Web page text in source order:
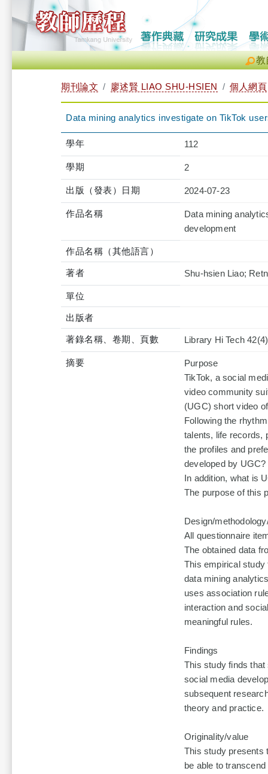
教
期刊論文 廖述賢 LIAO SHU-HSIEN 個人網頁
Data mining analytics investigate on TikTok
學年 112
學期 2
出版（發表）日期 2024-07-23
作品名稱
Data mining
development
作品名稱（其他語言）
著者 Shu-hsien Liao;
單位
出版者
著錄名稱、卷期、頁數 Library Hi Tech
摘要
Purpose
TikTok, a social
video community
(UGC) short video
Following the
talents, life records,
the profiles and
developed by
In addition, what is
The purpose of this
Design/
All questionnaire
The obtained data
This empirical study
data mining
uses association
interaction and
meaningful rules.
Findings
This study finds
social media
subsequent
theory and practice.
Originality/value
This study presents
be able to